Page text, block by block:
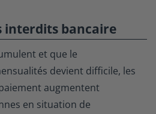
interdits bancaire
et que le
devient difficile, les
augmentent
en situation de